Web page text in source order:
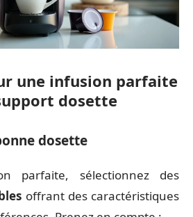
une infusion parfaite
dosette
dosette
parfaite, sélectionnez des
offrant des caractéristiques